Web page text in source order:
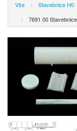
Vše Stavebnice H0
7691 00